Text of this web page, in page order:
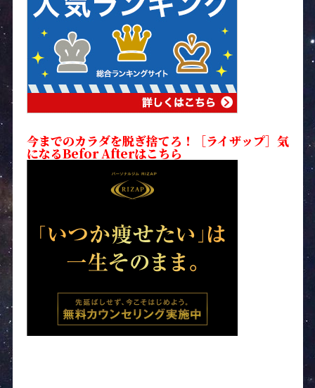
今までのカラダを脱ぎ捨てろ！［ライザップ］気
になるBefor Afterはこちら